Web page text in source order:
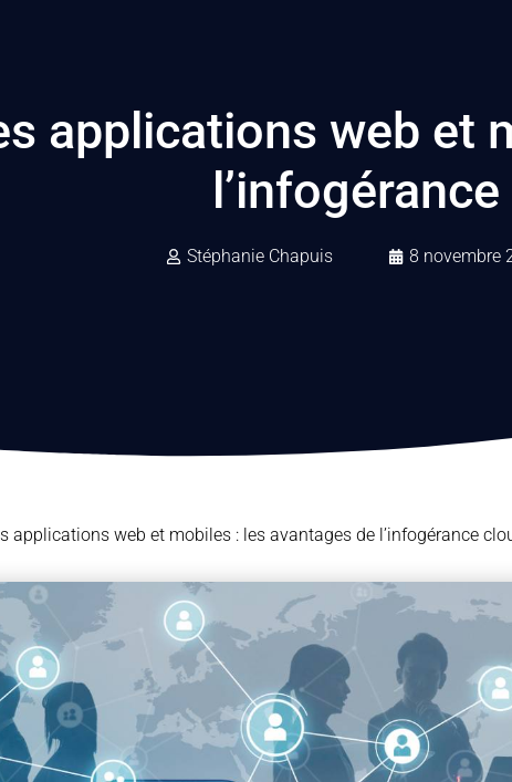
applications web et
Stéphanie Chapuis 8 novembre
applications web et mobiles : les avantages de l’infogérance